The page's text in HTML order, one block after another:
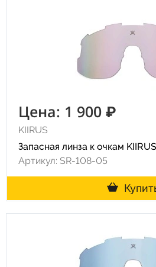
Цена: 1 900 ₽
KIIRUS
Запасная линза к очкам
Артикул: SR-108-05